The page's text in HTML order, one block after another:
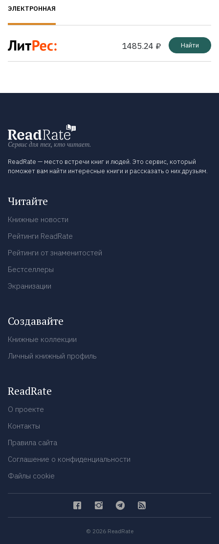
ЭЛЕКТРОННАЯ
1485.24 ₽ Найти
Сервис для тех, кто читает.
ReadRate — место встречи книг и людей. Это сервис, который
поможет вам найти интересные книги и рассказать о них друзьям.
Читайте
Книжные новости
Рейтинги ReadRate
Рейтинги от знаменитостей
Бестселлеры
Экранизации
Создавайте
Книжные коллекции
Личный книжный профиль
ReadRate
О проекте
Контакты
Правила сайта
Соглашение о конфиденциальности
Файлы cookie
© 2026 ReadRate